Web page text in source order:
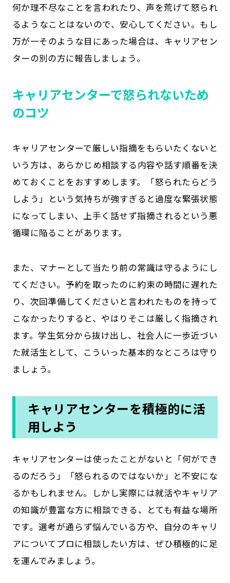
何か理不尽なことを言われたり、声を荒げて怒られ
るようなことはないので、安心してください。もし
万が一そのような目にあった場合は、キャリアセン
ターの別の方に報告しましょう。
キャリアセンターで怒られないため
のコツ
キャリアセンターで厳しい指摘をもらいたくないと
いう方は、あらかじめ相談する内容や話す順番を決
めておくことをおすすめします。「怒られたらどう
しよう」という気持ちが強すぎると過度な緊張状態
になってしまい、上手く話せず指摘されるという悪
循環に陥ることがあります。
また、マナーとして当たり前の常識は守るようにし
てください。予約を取ったのに約束の時間に遅れた
り、次回準備してくださいと言われたものを持って
こなかったりすると、やはりそこは厳しく指摘され
ます。学生気分から抜け出し、社会人に一歩近づい
た就活生として、こういった基本的なところは守り
ましょう。
キャリアセンターを積極的に活
用しよう
キャリアセンターは使ったことがないと「何ができ
るのだろう」「怒られるのではないか」と不安にな
るかもしれません。しかし実際には就活やキャリア
の知識が豊富な方に相談できる、とても有益な場所
です。選考が通らず悩んでいる方や、自分のキャリ
アについてプロに相談したい方は、ぜひ積極的に足
を運んでみましょう。